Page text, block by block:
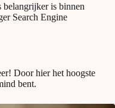
is binnen
Search Engine
Door hier het hoogste
bent.